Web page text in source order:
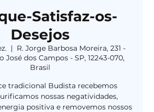
Satisfaz-os-
Desejos
  |
R. Jorge Barbosa Moreira, 231 -
José dos Campos - SP, 12243-070,
Brasil
tradicional Budista recebemos
nossas negatividades,
positiva e removemos nossos